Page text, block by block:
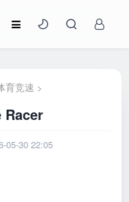
育竞速 >
Racer
05-30 22:05